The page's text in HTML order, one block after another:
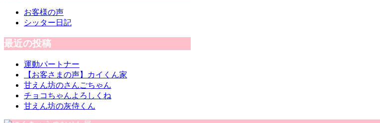
お客様の声
シッター日記
最近の投稿
運動パートナー
【お客さまの声】カイくん家
甘えん坊のさんごちゃん
チョコちゃんよろしくね
甘えん坊の灰侍くん